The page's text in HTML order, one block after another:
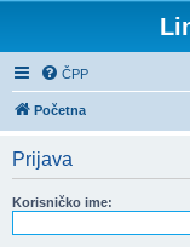
ČPP
Početna
Prijava
Korisničko ime: